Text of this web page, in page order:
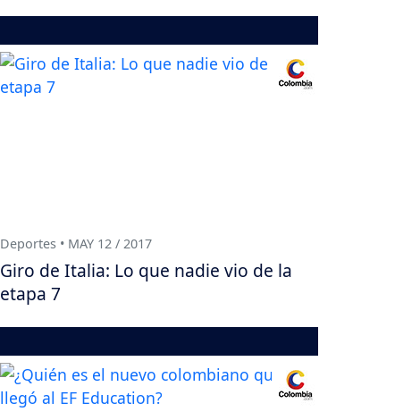
Deportes • MAY 12 / 2017
Giro de Italia: Lo que nadie vio de la
etapa 7